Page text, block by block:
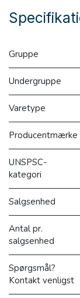
Gruppe
Undergruppe
Varetype
Producentmærke
UNSPSC-
kategori
Salgsenhed
Antal pr.
salgsenhed
Spørgsmål?
Kontakt venligst